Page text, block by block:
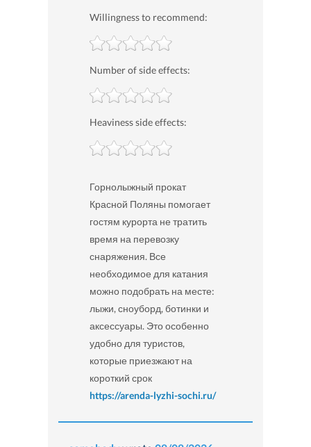
Willingness to recommend:
Number of side effects:
Heaviness side effects:
Горнолыжный прокат
Красной Поляны помогает
гостям курорта не тратить
время на перевозку
снаряжения. Все
необходимое для катания
можно подобрать на месте:
лыжи, сноуборд, ботинки и
аксессуары. Это особенно
удобно для туристов,
которые приезжают на
короткий срок
https://arenda-lyzhi-sochi.ru/